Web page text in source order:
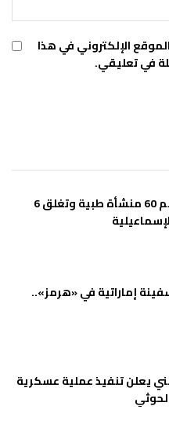
الإلكتروني في هذا
في تعليقي.
الصحة تداهم 60 منشأة طبية وتغلق 6
إماراتية في «هرمز»..
يعلن تنفيذ عملية عسكرية